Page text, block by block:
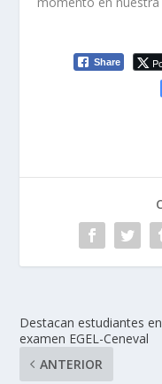
Share
Destacan estudiantes en
examen EGEL-Ceneval
ANTERIOR